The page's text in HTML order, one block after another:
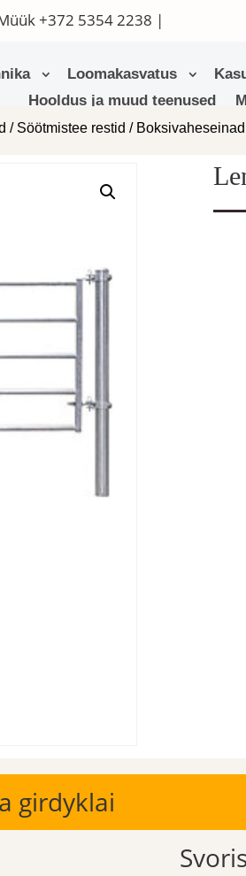
+372 5354 2238 |
Loomakasvatus
Hooldus ja muud teenused
/ Söötmistee restid /
girdyklai